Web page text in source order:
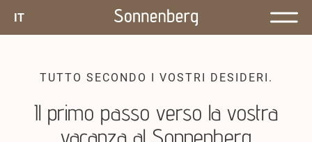
IT
TUTTO SECONDO I VOSTRI DESIDERI.
Il primo passo verso la vostra
vacanza al Sonnenberg